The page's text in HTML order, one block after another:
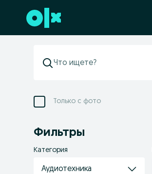
Перейти к нижнему колонтитулу
Только с фото
Фильтры
Категория
Аудиотехника